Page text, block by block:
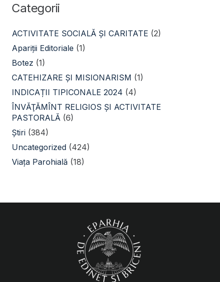
Categorii
ACTIVITATE SOCIALĂ ŞI CARITATE (2)
Apariții Editoriale (1)
Botez (1)
CATEHIZARE ŞI MISIONARISM (1)
INDICAȚII TIPICONALE 2024 (4)
ÎNVĂŢĂMÎNT RELIGIOS ŞI ACTIVITATE
PASTORALĂ (6)
Știri (384)
Uncategorized (424)
Viața Parohială (18)